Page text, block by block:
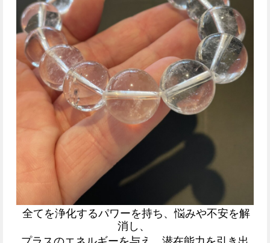
全てを浄化するパワーを持ち、悩みや不安を解
消し、